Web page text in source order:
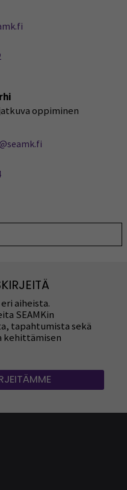
oppiminen
aiheista.
SEAMKin
tapahtumista sekä
kehittämisen